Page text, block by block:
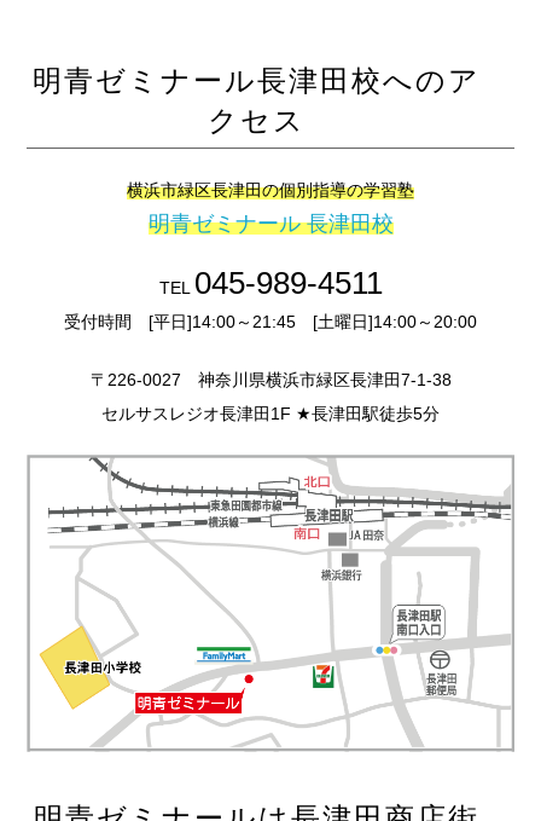
明青ゼミナール長津田校へのア
クセス
横浜市緑区長津田の個別指導の学習塾
明青ゼミナール 長津田校
TEL 045-989-4511
受付時間 [平日]14:00～21:45 [土曜日]14:00～20:00
〒226-0027 神奈川県横浜市緑区長津田7-1-38
セルサスレジオ長津田1F ★長津田駅徒歩5分